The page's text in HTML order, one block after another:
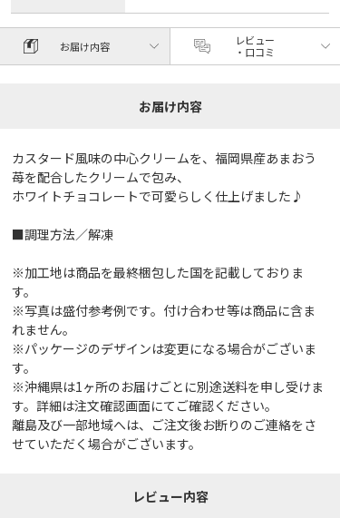
お届け内容
レビュー
・口コミ
お届け内容
カスタード風味の中心クリームを、福岡県産あまおう
苺を配合したクリームで包み、
ホワイトチョコレートで可愛らしく仕上げました♪
■調理方法／解凍
※加工地は商品を最終梱包した国を記載しておりま
す。
※写真は盛付参考例です。付け合わせ等は商品に含ま
れません。
※パッケージのデザインは変更になる場合がございま
す。
※沖縄県は1ヶ所のお届けごとに別途送料を申し受けま
す。詳細は注文確認画面にてご確認ください。
離島及び一部地域へは、ご注文後お断りのご連絡をさ
せていただく場合がございます。
レビュー内容